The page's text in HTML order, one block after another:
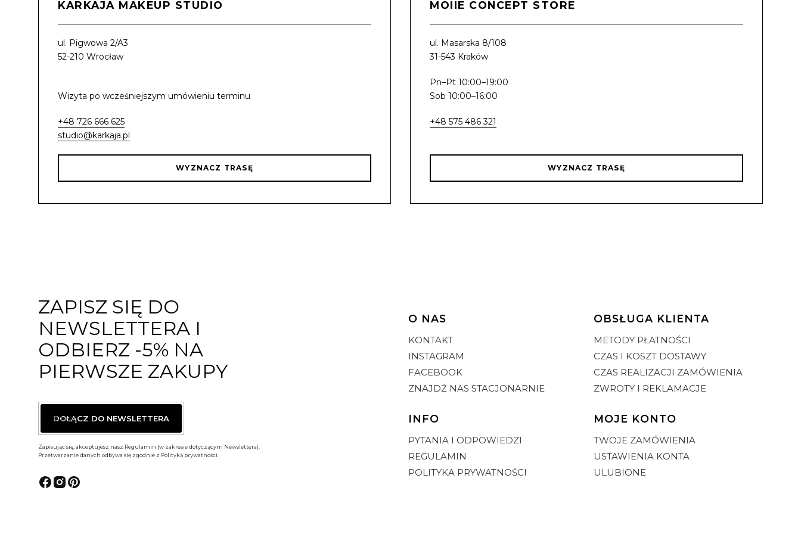
KARKAJA MAKEUP STUDIO
ul. Pigwowa 2/A3
52-210 Wrocław
Wizyta po wcześniejszym umówieniu terminu
+48 726 666 625
studio@karkaja.pl
WYZNACZ TRASĘ
MOIIE CONCEPT STORE
ul. Masarska 8/108
31-543 Kraków
Pn–Pt 10:00–19:00
Sob 10:00–16:00
+48 575 486 321
WYZNACZ TRASĘ
ZAPISZ SIĘ DO
NEWSLETTERA I
ODBIERZ -5% NA
PIERWSZE ZAKUPY
E-MAIL
DOŁĄCZ DO NEWSLETTERA
Zapisując się, akceptujesz nasz Regulamin (w zakresie dotyczącym Newslettera).
Przetwarzanie danych odbywa się zgodnie z Polityką prywatności.
Linki w stopce
O NAS
KONTAKT
INSTAGRAM
FACEBOOK
ZNAJDŹ NAS STACJONARNIE
OBSŁUGA KLIENTA
METODY PŁATNOŚCI
CZAS I KOSZT DOSTAWY
CZAS REALIZACJI ZAMÓWIENIA
ZWROTY I REKLAMACJE
INFO
PYTANIA I ODPOWIEDZI
REGULAMIN
POLITYKA PRYWATNOŚCI
MOJE KONTO
TWOJE ZAMÓWIENIA
USTAWIENIA KONTA
ULUBIONE